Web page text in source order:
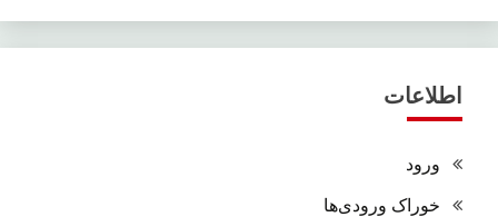
اطلاعات
ورود
خوراک ورودی‌ها